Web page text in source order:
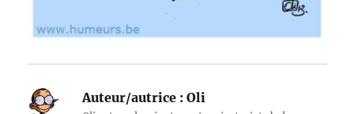
Auteur/autrice : Oli